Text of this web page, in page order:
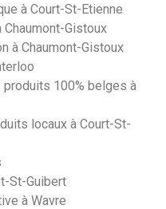
à Court-St-Etienne
Chaumont-Gistoux
à Chaumont-Gistoux
produits 100% belges à
locaux à Court-St-
St-Guibert
à Wavre